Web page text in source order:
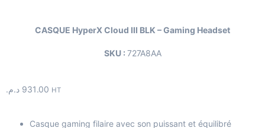
CASQUE HyperX Cloud III BLK – Gaming Headset
SKU : 727A8AA
931.00 د.م. HT
Casque gaming filaire avec son puissant et équilibré